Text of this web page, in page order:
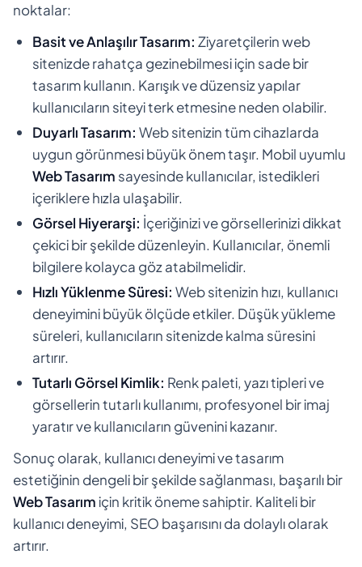
noktalar:
Basit ve Anlaşılır Tasarım: Ziyaretçilerin web
sitenizde rahatça gezinebilmesi için sade bir
tasarım kullanın. Karışık ve düzensiz yapılar
kullanıcıların siteyi terk etmesine neden olabilir.
Duyarlı Tasarım: Web sitenizin tüm cihazlarda
uygun görünmesi büyük önem taşır. Mobil uyumlu
Web Tasarım sayesinde kullanıcılar, istedikleri
içeriklere hızla ulaşabilir.
Görsel Hiyerarşi: İçeriğinizi ve görsellerinizi dikkat
çekici bir şekilde düzenleyin. Kullanıcılar, önemli
bilgilere kolayca göz atabilmelidir.
Hızlı Yüklenme Süresi: Web sitenizin hızı, kullanıcı
deneyimini büyük ölçüde etkiler. Düşük yükleme
süreleri, kullanıcıların sitenizde kalma süresini
artırır.
Tutarlı Görsel Kimlik: Renk paleti, yazı tipleri ve
görsellerin tutarlı kullanımı, profesyonel bir imaj
yaratır ve kullanıcıların güvenini kazanır.
Sonuç olarak, kullanıcı deneyimi ve tasarım
estetiğinin dengeli bir şekilde sağlanması, başarılı bir
Web Tasarımiçin kritik öneme sahiptir. Kaliteli bir
kullanıcı deneyimi, SEO başarısını da dolaylı olarak
artırır.